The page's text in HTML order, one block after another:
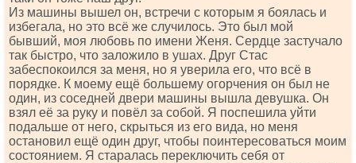
Из машины вышел он, встречи с которым я боялась и
избегала, но это всё же случилось. Это был мой
бывший, моя любовь по имени Женя. Сердце застучало
так быстро, что заложило в ушах. Друг Стас
забеспокоился за меня, но я уверила его, что всё в
порядке. К моему ещё большему огорчения он был не
один, из соседней двери машины вышла девушка. Он
взял её за руку и повёл за собой. Я поспешила уйти
подальше от него, скрыться из его вида, но меня
остановил ещё один друг, чтобы поинтересоваться моим
состоянием. Я старалась переключить себя от